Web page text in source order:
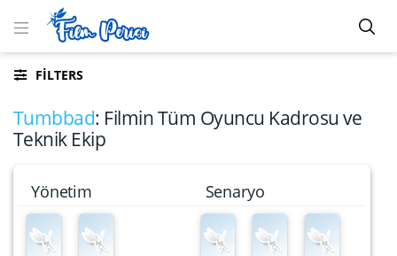
FILTERS
Tumbbad: Filmin Tüm Oyuncu Kadrosu ve
Teknik Ekip
Yönetim Senaryo